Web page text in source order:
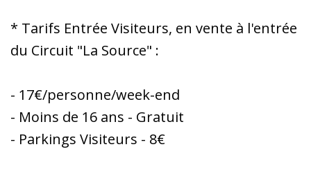
* Tarifs Entrée Visiteurs, en vente à l'entrée
du Circuit "La Source" :
- 17€/personne/week-end
- Moins de 16 ans - Gratuit
- Parkings Visiteurs - 8€